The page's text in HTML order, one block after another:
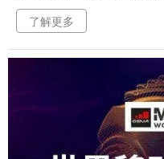
将于2024年6月26日在日本
举办！本展会的愿景是：成
全球用户的国际展会，创造
了解更多